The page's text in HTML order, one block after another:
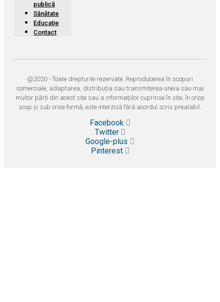
publică
Sănătate
Educaţie
Contact
@2020 - Toate drepturile rezervate. Reproducerea în scopuri
comerciale, adaptarea, distribuția sau transmiterea uneia sau mai
multor părți din acest site sau a informațiilor cuprinse în site, în orice
scop și sub orice formă, este interzisă fără acordul scris prealabil.
Facebook
Twitter
Google-plus
Pinterest